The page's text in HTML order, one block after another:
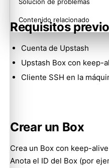
Requisitos
Cuenta de Upstash
Upstash Box con keep-
Cliente SSH en la
Crear un Box
Crea un Box con keep-
Anota el ID del Box (por
Contenido relacionado